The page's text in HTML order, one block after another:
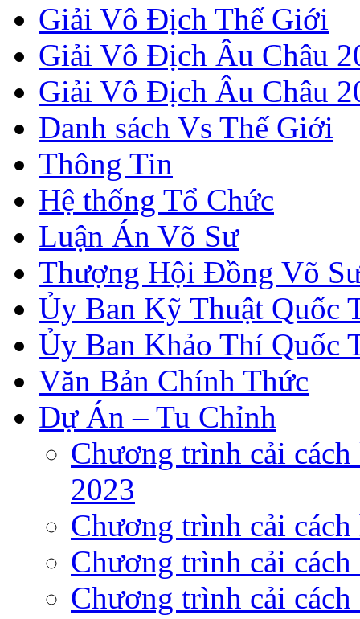
Giải Vô Địch Thế Giới
Giải Vô Địch Âu Châu
Giải Vô Địch Âu Châu
Danh sách Vs Thế Giới
Thông Tin
Hệ thống Tổ Chức
Luận Án Võ Sư
Thượng Hội Đồng Võ
Ủy Ban Kỹ Thuật Quốc
Ủy Ban Khảo Thí Quốc
Văn Bản Chính Thức
Dự Án – Tu Chỉnh
Chương trình cải
2023
Chương trình cải
Chương trình cải
Chương trình cải cách